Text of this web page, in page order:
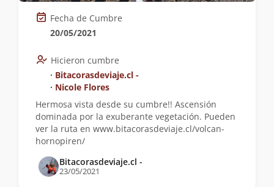
Fecha de Cumbre
20/05/2021
Hicieron cumbre
∙ Bitacorasdeviaje.cl -
∙ Nicole Flores
Hermosa vista desde su cumbre!! Ascensión
dominada por la exuberante vegetación. Pueden
ver la ruta en www.bitacorasdeviaje.cl/volcan-
hornopiren/
Bitacorasdeviaje.cl -
23/05/2021